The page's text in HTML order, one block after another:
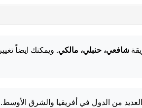
شافعي، حنبلي، مالكي. ويمكنك ايضاً تغيير
من الدول في أفريقيا والشرق الأوسط.